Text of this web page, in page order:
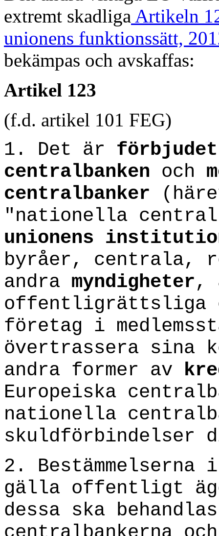
extremt skadliga Artikeln
unionens funktionssätt,
bekämpas och avskaffas:
Artikel 123
(f.d. artikel 101 FEG)
1. Det är
centralbanken och
centralbanker
"nationella
unionens
byråer, centrala,
andra myndigheter,
offentligrättsliga
företag i
övertrassera sina
andra former av
Europeiska
nationella
skuldförbindelser
2.
gälla offentligt
dessa ska